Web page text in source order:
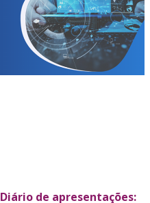
Diário de apresentações: